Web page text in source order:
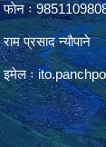
फाेन ः
राम प्रसाद न्याैपाने
इमेल ः